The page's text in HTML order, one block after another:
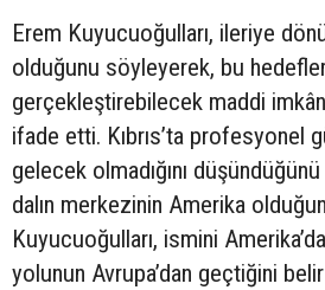
Erem Kuyucuoğulları, ileriye
olduğunu söyleyerek, bu
gerçekleştirebilecek maddi
ifade etti. Kıbrıs’ta profesyonel
gelecek olmadığını
dalın merkezinin Amerika
Kuyucuoğulları, ismini
yolunun Avrupa’dan geçtiğini